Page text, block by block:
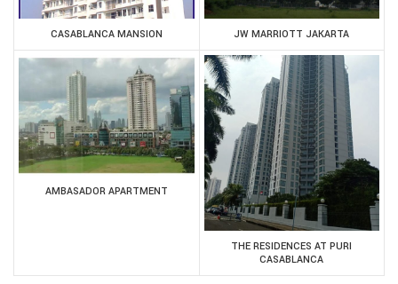
CASABLANCA MANSION JW MARRIOTT JAKARTA
AMBASADOR APARTMENT
THE RESIDENCES AT PURI
CASABLANCA